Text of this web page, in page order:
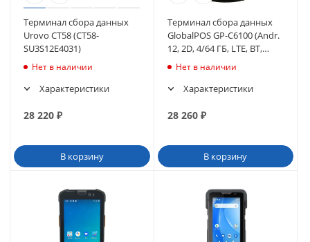
Терминал сбора данных
Urovo CT58 (CT58-
SU3S12E4031)
Нет в наличии
Характеристики
28 220 ₽
В корзину
Терминал сбора данных
GlobalPOS GP-С6100 (Andr.
12, 2D, 4/64 ГБ, LTE, BT,
WIFI, NFC, 13МП, 4000 мАч)
Нет в наличии
Характеристики
28 260₽
В корзину